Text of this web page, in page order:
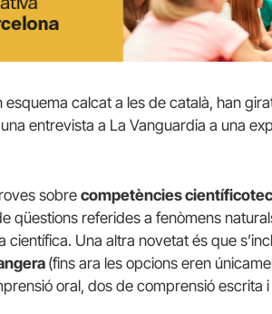
esquema calcat a les de català, han
entrevista a La Vanguardia a una
sobre competències
qüestions referides a fenòmens
Una altra novetat és que
(fins ara les opcions eren
oral, dos de comprensió escrita